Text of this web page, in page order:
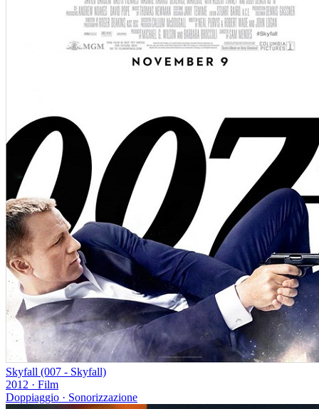
Skyfall (007 - Skyfall)
2012 · Film
Doppiaggio · Sonorizzazione